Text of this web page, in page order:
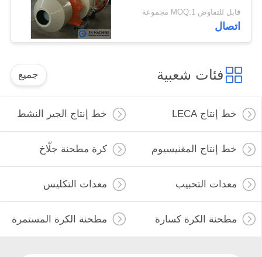
الخزفية الشبكية
قابل للتفاوض MOQ:1 مجموعة
اتصال
فئات شعبية جميع
خط إنتاج LECA خط إنتاج الجير النشط
خط إنتاج المغنيسيوم كرة مطحنة جلّاخ
معدات التحبيب معدات التكليس
مطحنة الكرة كسارة مطحنة الكرة المستمرة